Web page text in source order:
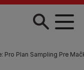
Pro Plan Sampling Pre